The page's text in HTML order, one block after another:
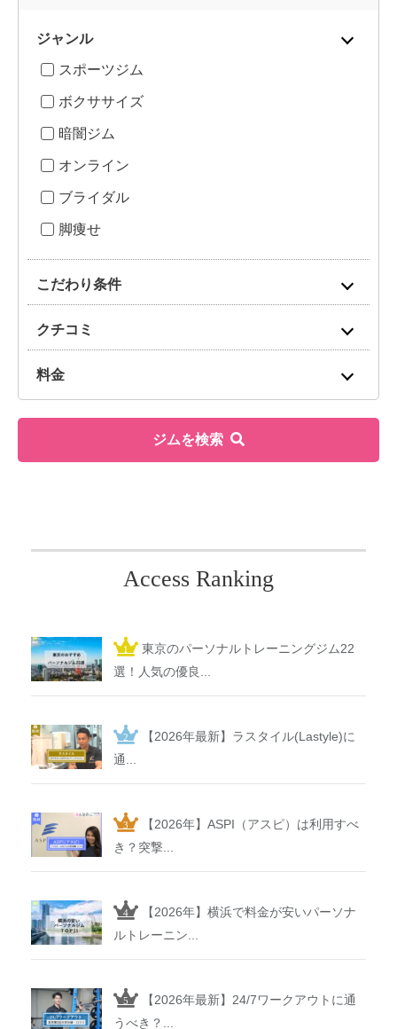
ジャンル
スポーツジム
ボクササイズ
暗闇ジム
オンライン
ブライダル
脚痩せ
こだわり条件
クチコミ
料金
ジムを検索
Access Ranking
東京のパーソナルトレーニングジム22
選！人気の優良...
【2026年最新】ラスタイル(Lastyle)に
通...
【2026年】ASPI（アスピ）は利用すべ
き？突撃...
【2026年】横浜で料金が安いパーソナ
ルトレーニン...
【2026年最新】24/7ワークアウトに通
うべき？...